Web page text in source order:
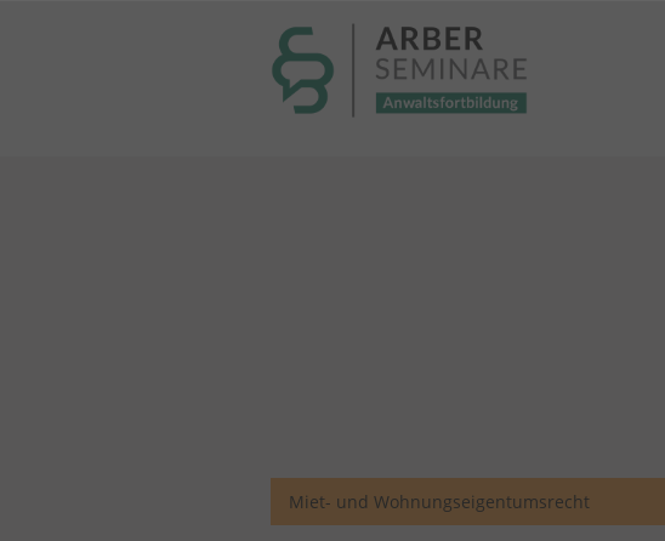
Miet- und Wohnungseigentumsrecht